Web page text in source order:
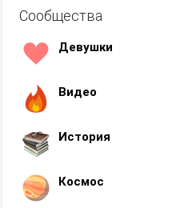
Сообщества
Девушки
Видео
История
Космос